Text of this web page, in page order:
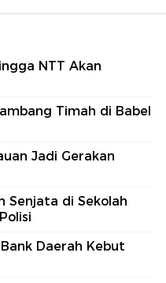
NTT Akan
Timah di Babel
Jadi Gerakan
Senjata di Sekolah
Daerah Kebut